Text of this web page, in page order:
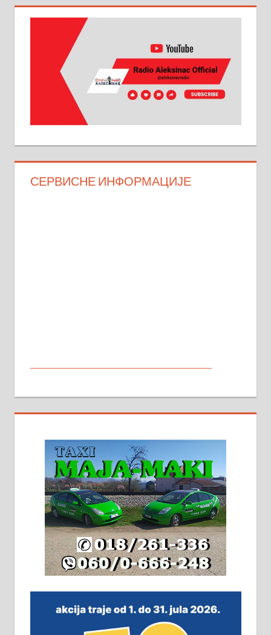
СЕРВИСНЕ ИНФОРМАЦИЈЕ
стамбене целине једна уз другу.
2х150м2, две гараже, централно
грејање на гас и дрва. Две
адресе. 063/71-74-023
Издајем комплетно опремљену
халу на Житковачком путу, на
плацу површине око 7 ари.
064/321-80-51; 063/102-35-25
м2 са плацем од 8 ари у Зеленом
виру у Алексинцу. Могућа
замена. 064/21-63-584